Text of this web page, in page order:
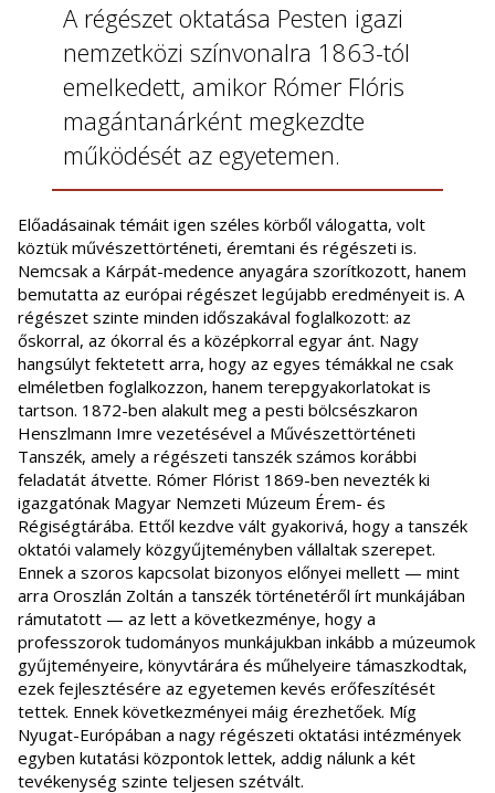
A régészet oktatása Pesten igazi
nemzetközi színvonalra 1863-tól
emelkedett, amikor Rómer Flóris
magántanárként megkezdte
működését az egyetemen.
Előadásainak témáit igen széles körből válogatta, volt
köztük művészettörténeti, éremtani és régészeti is.
Nemcsak a Kárpát-medence anyagára szorítkozott, hanem
bemutatta az európai régészet legújabb eredményeit is. A
régészet szinte minden időszakával foglalkozott: az
őskorral, az ókorral és a középkorral egyar ánt. Nagy
hangsúlyt fektetett arra, hogy az egyes témákkal ne csak
elméletben foglalkozzon, hanem terepgyakorlatokat is
tartson. 1872-ben alakult meg a pesti bölcsészkaron
Henszlmann Imre vezetésével a Művészettörténeti
Tanszék, amely a régészeti tanszék számos korábbi
feladatát átvette. Rómer Flórist 1869-ben nevezték ki
igazgatónak Magyar Nemzeti Múzeum Érem- és
Régiségtárába. Ettől kezdve vált gyakorivá, hogy a tanszék
oktatói valamely közgyűjteményben vállaltak szerepet.
Ennek a szoros kapcsolat bizonyos előnyei mellett — mint
arra Oroszlán Zoltán a tanszék történetéről írt munkájában
rámutatott — az lett a következménye, hogy a
professzorok tudományos munkájukban inkább a múzeumok
gyűjteményeire, könyvtárára és műhelyeire támaszkodtak,
ezek fejlesztésére az egyetemen kevés erőfeszítését
tettek. Ennek következményei máig érezhetőek. Míg
Nyugat-Európában a nagy régészeti oktatási intézmények
egyben kutatási központok lettek, addig nálunk a két
tevékenység szinte teljesen szétvált.